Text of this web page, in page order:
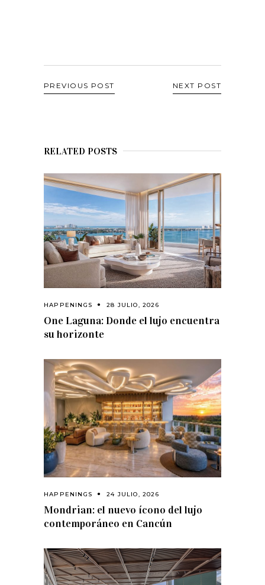
PREVIOUS POST NEXT POST
RELATED POSTS
HAPPENINGS 28 JULIO, 2026
One Laguna: Donde el lujo encuentra
su horizonte
HAPPENINGS 24 JULIO, 2026
Mondrian: el nuevo ícono del lujo
contemporáneo en Cancún